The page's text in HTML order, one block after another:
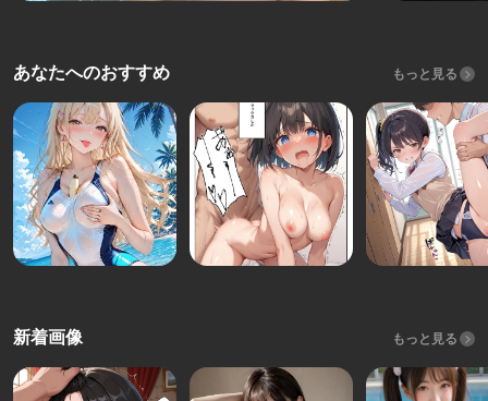
あなたへのおすすめ もっと見る
新着画像 もっと見る